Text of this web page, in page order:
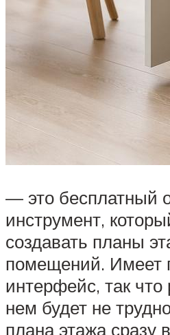
— это бесплатный
инструмент,
создавать планы
помещений. Имеет
интерфейс, так что
нем будет не
плана этажа сразу